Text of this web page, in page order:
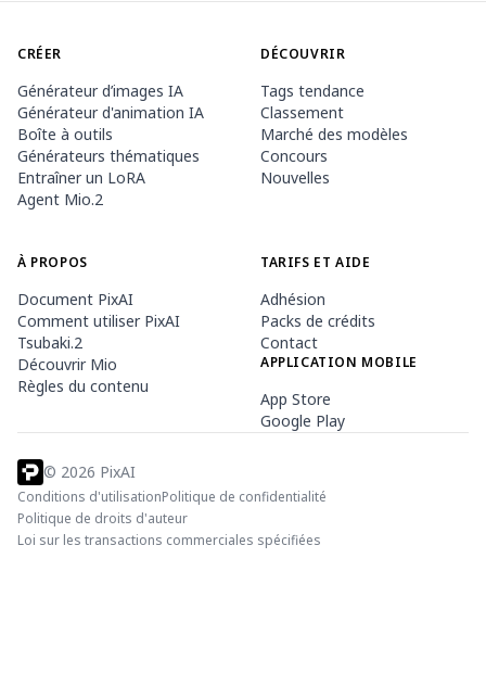
CRÉER
Générateur d’images IA
Générateur d'animation IA
Boîte à outils
Générateurs thématiques
Entraîner un LoRA
Agent Mio.2
DÉCOUVRIR
Tags tendance
Classement
Marché des modèles
Concours
Nouvelles
À PROPOS
Document PixAI
Comment utiliser PixAI
Tsubaki.2
Découvrir Mio
Règles du contenu
TARIFS ET AIDE
Adhésion
Packs de crédits
Contact
APPLICATION MOBILE
App Store
Google Play
© 2026 PixAI
Conditions d'utilisationPolitique de confidentialité
Politique de droits d'auteur
Loi sur les transactions commerciales spécifiées